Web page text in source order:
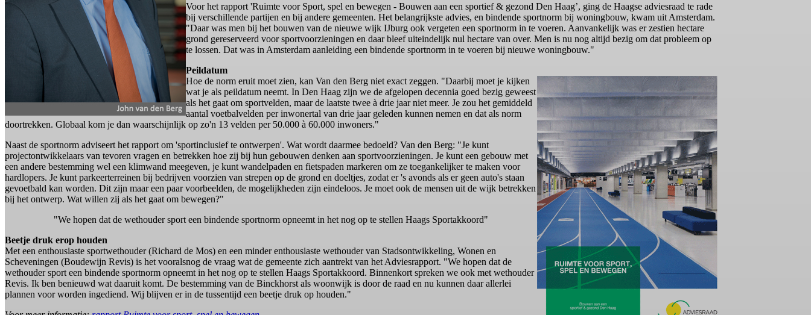
Voor het rapport 'Ruimte voor Sport, spel en bewegen - Bouwen aan een sportief & gezond Den Haag’, ging de Haagse adviesraad te rade
bij verschillende partijen en bij andere gemeenten. Het belangrijkste advies, en bindende sportnorm bij woningbouw, kwam uit Amsterdam.
"Daar was men bij het bouwen van de nieuwe wijk IJburg ook vergeten een sportnorm in te voeren. Aanvankelijk was er zestien hectare
grond gereserveerd voor sportvoorzieningen en daar bleef uiteindelijk nul hectare van over. Men is nu nog altijd bezig om dat probleem op
te lossen. Dat was in Amsterdam aanleiding een bindende sportnorm in te voeren bij nieuwe woningbouw."
Peildatum
Hoe de norm eruit moet zien, kan Van den Berg niet exact zeggen. "Daarbij moet je kijken
wat je als peildatum neemt. In Den Haag zijn we de afgelopen decennia goed bezig geweest
als het gaat om sportvelden, maar de laatste twee à drie jaar niet meer. Je zou het gemiddeld
aantal voetbalvelden per inwonertal van drie jaar geleden kunnen nemen en dat als norm
doortrekken. Globaal kom je dan waarschijnlijk op zo'n 13 velden per 50.000 à 60.000 inwoners."
Naast de sportnorm adviseert het rapport om 'sportinclusief te ontwerpen'. Wat wordt daarmee bedoeld? Van den Berg: "Je kunt
projectontwikkelaars van tevoren vragen en betrekken hoe zij bij hun gebouwen denken aan sportvoorzieningen. Je kunt een gebouw met
een andere bestemming wel een klimwand meegeven, je kunt wandelpaden en fietspaden markeren om ze toegankelijker te maken voor
hardlopers. Je kunt parkeerterreinen bij bedrijven voorzien van strepen op de grond en doeltjes, zodat er 's avonds als er geen auto's staan
gevoetbald kan worden. Dit zijn maar een paar voorbeelden, de mogelijkheden zijn eindeloos. Je moet ook de mensen uit de wijk betrekken
bij het ontwerp. Wat willen zij als het gaat om bewegen?"
"We hopen dat de wethouder sport een bindende sportnorm opneemt in het nog op te stellen Haags Sportakkoord"
Beetje druk erop houden
Met een enthousiaste sportwethouder (Richard de Mos) en een minder enthousiaste wethouder van Stadsontwikkeling, Wonen en
Scheveningen (Boudewijn Revis) is het vooralsnog de vraag wat de gemeente zich aantrekt van het Adviesrapport. "We hopen dat de
wethouder sport een bindende sportnorm opneemt in het nog op te stellen Haags Sportakkoord. Binnenkort spreken we ook met wethouder
Revis. Ik ben benieuwd wat daaruit komt. De bestemming van de Binckhorst als woonwijk is door de raad en nu kunnen daar allerlei
plannen voor worden ingediend. Wij blijven er in de tussentijd een beetje druk op houden."